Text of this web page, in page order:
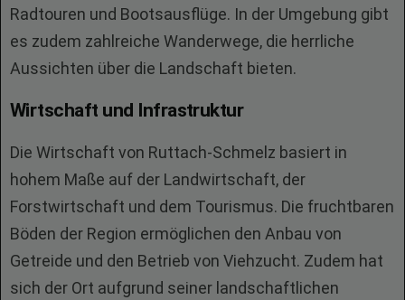
Radtouren und Bootsausflüge. In der Umgebung gibt
es zudem zahlreiche Wanderwege, die herrliche
Aussichten über die Landschaft bieten.
Wirtschaft und Infrastruktur
Die Wirtschaft von Ruttach-Schmelz basiert in
hohem Maße auf der Landwirtschaft, der
Forstwirtschaft und dem Tourismus. Die fruchtbaren
Böden der Region ermöglichen den Anbau von
Getreide und den Betrieb von Viehzucht. Zudem hat
sich der Ort aufgrund seiner landschaftlichen